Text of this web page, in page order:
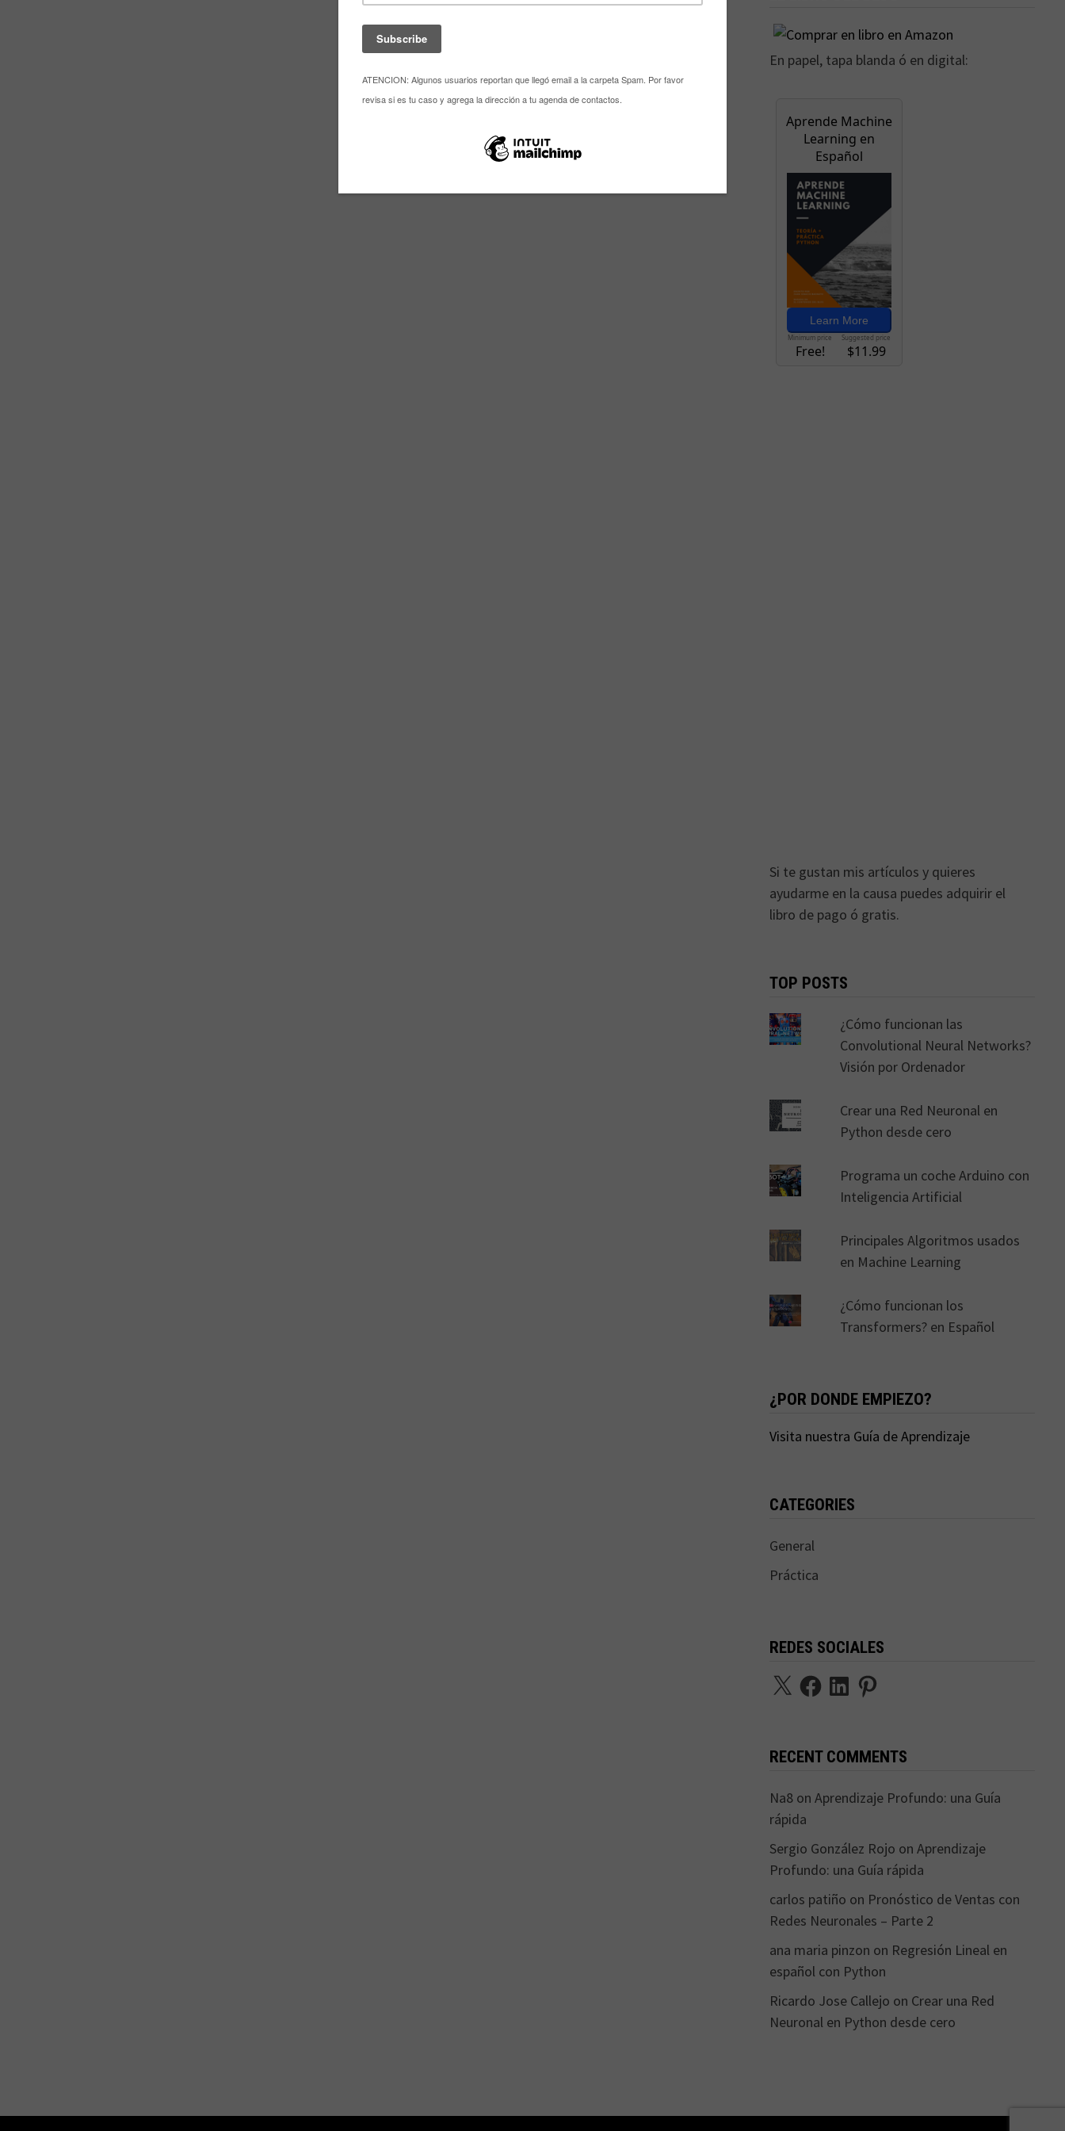
En papel, tapa blanda ó en digital:
Si te gustan mis artículos y quieres
ayudarme en la causa puedes adquirir el
libro de pago ó gratis.
TOP POSTS
¿Cómo funcionan las
Convolutional Neural Networks?
Visión por Ordenador
Crear una Red Neuronal en
Python desde cero
Programa un coche Arduino con
Inteligencia Artificial
Principales Algoritmos usados
en Machine Learning
¿Cómo funcionan los
Transformers? en Español
¿POR DONDE EMPIEZO?
Visita nuestra Guía de Aprendizaje
CATEGORIES
General
Práctica
REDES SOCIALES
X FacebookLinkedInPinterest
RECENT COMMENTS
Na8on Aprendizaje Profundo: una Guía
rápida
Sergio González Rojo on Aprendizaje
Profundo: una Guía rápida
carlos patiño on Pronóstico de Ventas con
Redes Neuronales – Parte 2
ana maria pinzon on Regresión Lineal en
español con Python
Ricardo Jose Callejo on Crear una Red
Neuronal en Python desde cero